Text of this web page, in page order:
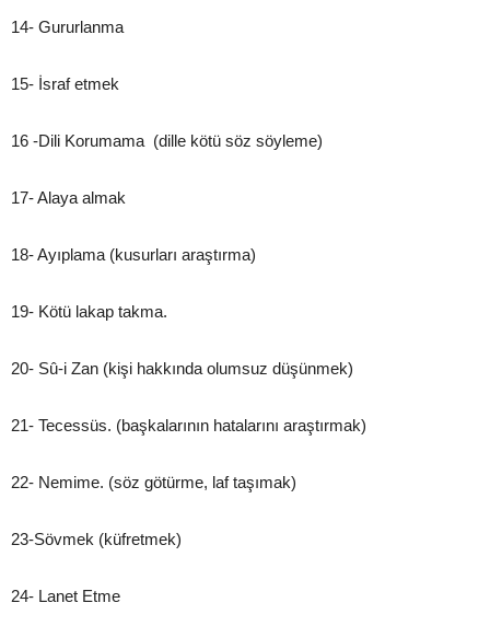
14- Gururlanma
15- İsraf etmek
16 -Dili Korumama (dille kötü söz söyleme)
17- Alaya almak
18- Ayıplama (kusurları araştırma)
19- Kötü lakap takma.
20- Sû-i Zan (kişi hakkında olumsuz düşünmek)
21- Tecessüs. (başkalarının hatalarını araştırmak)
22- Nemime. (söz götürme, laf taşımak)
23-Sövmek (küfretmek)
24- Lanet Etme